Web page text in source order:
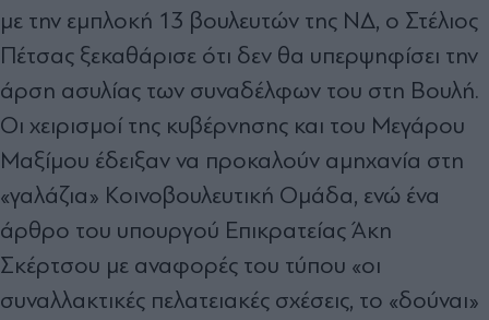
με την εμπλοκή 13 βουλευτών της ΝΔ, ο Στέλιος
Πέτσας ξεκαθάρισε ότι δεν θα υπερψηφίσει την
άρση ασυλίας των συναδέλφων του στη Βουλή.
Οι χειρισμοί της κυβέρνησης και του Μεγάρου
Μαξίμου έδειξαν να προκαλούν αμηχανία στη
«γαλάζια» Κοινοβουλευτική Ομάδα, ενώ ένα
άρθρο του υπουργού Επικρατείας Άκη
Σκέρτσου με αναφορές του τύπου «οι
συναλλακτικές πελατειακές σχέσεις, το «δούναι»